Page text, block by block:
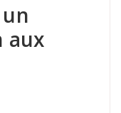
aux